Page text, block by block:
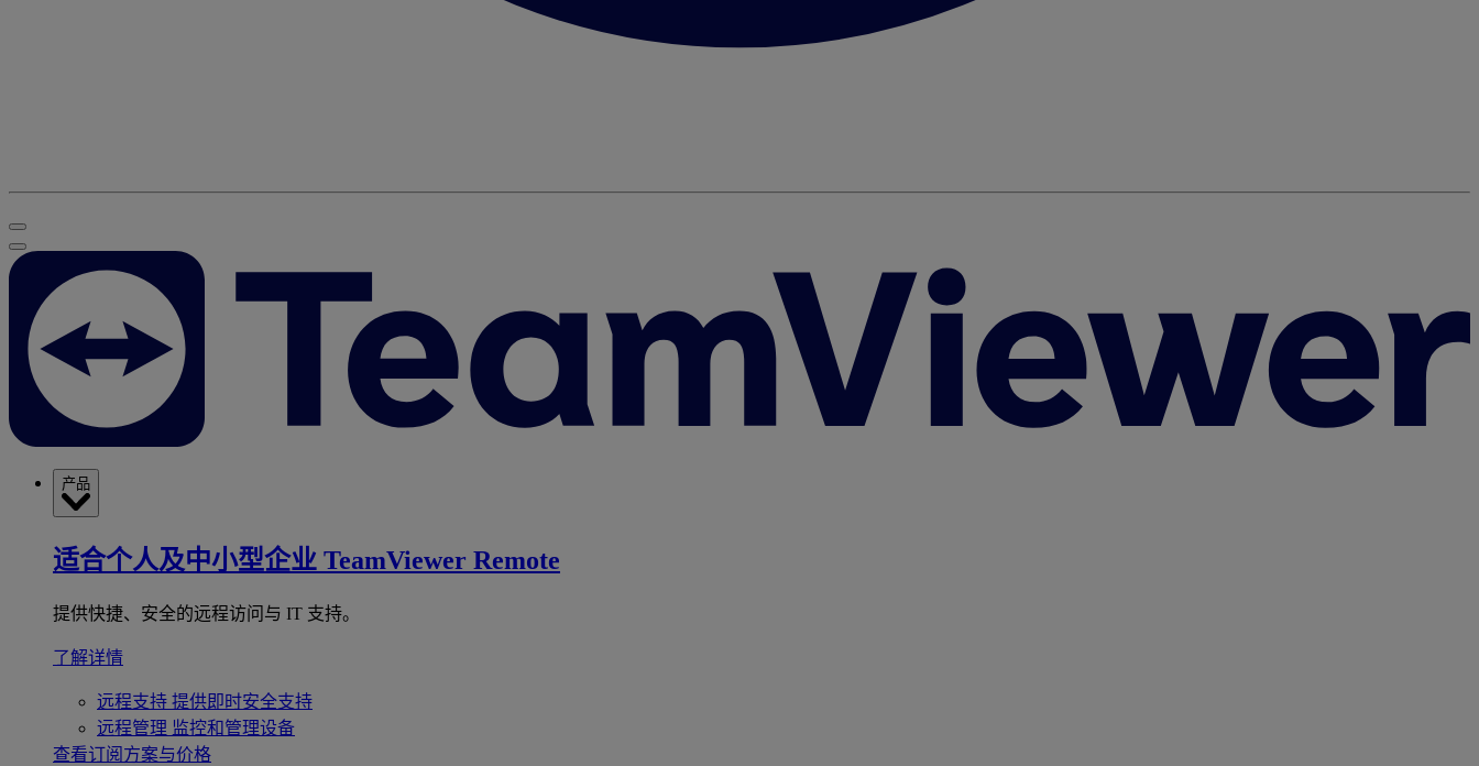
产品
适合个人及中小型企业 TeamViewer Remote
提供快捷、安全的远程访问与 IT 支持。
了解详情
远程支持 提供即时安全支持
远程管理 监控和管理设备
查看订阅方案与价格